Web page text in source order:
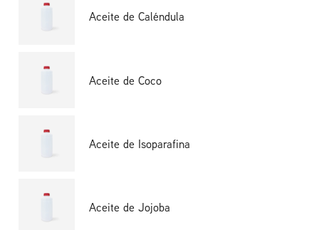
Aceite de Caléndula
Aceite de Coco
Aceite de Isoparafina
Aceite de Jojoba